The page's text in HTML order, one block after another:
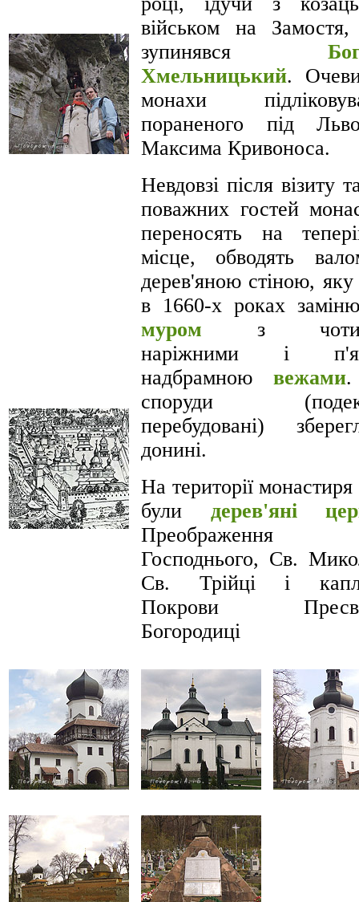
військом на Замостя,
зупинявся
Хмельницький.
монахи
пораненого під
Максима Кривоноса.
Невдовзі після візиту
поважних гостей
переносять на
місце, обводять
дерев'яною стіною,
в 1660-х роках
муром
з
наріжними і
надбрамною вежами.
споруди
перебудовані)
донині.
На території монастиря
були дерев'яні
Преображення
Господнього, Св.
Св. Трійці і
Покрови
Богородиці